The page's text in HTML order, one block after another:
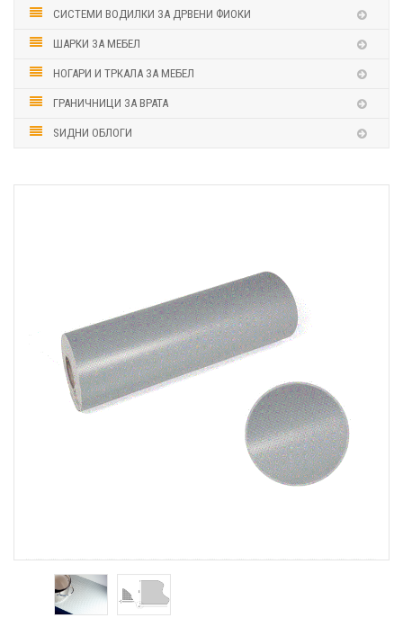
СИСТЕМИ ВОДИЛКИ ЗА ДРВЕНИ ФИОКИ
ШАРКИ ЗА МЕБЕЛ
НОГАРИ И ТРКАЛА ЗА МЕБЕЛ
ГРАНИЧНИЦИ ЗА ВРАТА
ЅИДНИ ОБЛОГИ